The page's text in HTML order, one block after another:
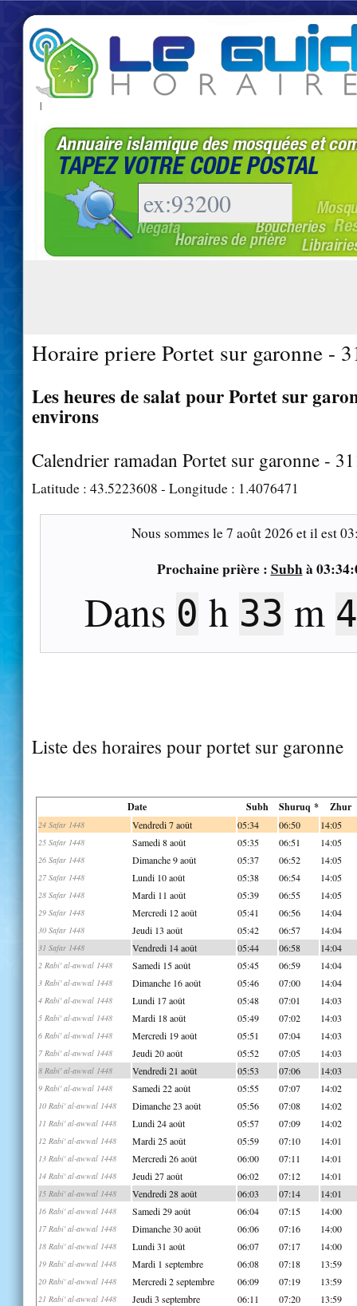
|
Horaire priere Portet sur garonne -
Les heures de salat pour Portet sur
environs
Calendrier ramadan Portet sur garonne -
Latitude : 43.5223608 - Longitude : 1.4076471
Nous sommes le7 août 2026 et il est
Prochaine prière : Subhà
Dans 0 h 33 m
Liste des horaires pour portet sur garonne
Date Subh Shuruq * Zhur
24 Safar 1448 Vendredi 7 août 05:34 06:50 14:05
25 Safar 1448 Samedi 8 août 05:35 06:51 14:05
26 Safar 1448 Dimanche 9 août 05:37 06:52 14:05
27 Safar 1448 Lundi 10 août 05:38 06:54 14:05
28 Safar 1448 Mardi 11 août 05:39 06:55 14:05
29 Safar 1448 Mercredi 12 août 05:41 06:56 14:04
30 Safar 1448 Jeudi 13 août 05:42 06:57 14:04
31 Safar 1448 Vendredi 14 août 05:44 06:58 14:04
2 Rabi' al-awwal 1448 Samedi 15 août 05:45 06:59 14:04
3 Rabi' al-awwal 1448 Dimanche 16 août 05:46 07:00 14:04
4 Rabi' al-awwal 1448 Lundi 17 août 05:48 07:01 14:03
5 Rabi' al-awwal 1448 Mardi 18 août 05:49 07:02 14:03
6 Rabi' al-awwal 1448 Mercredi 19 août 05:51 07:04 14:03
7 Rabi' al-awwal 1448 Jeudi 20 août 05:52 07:05 14:03
8 Rabi' al-awwal 1448 Vendredi 21 août 05:53 07:06 14:03
9 Rabi' al-awwal 1448 Samedi 22 août 05:55 07:07 14:02
10 Rabi' al-awwal 1448 Dimanche 23 août 05:56 07:08 14:02
11 Rabi' al-awwal 1448 Lundi 24 août 05:57 07:09 14:02
12 Rabi' al-awwal 1448 Mardi 25 août 05:59 07:10 14:01
13 Rabi' al-awwal 1448 Mercredi 26 août 06:00 07:11 14:01
14 Rabi' al-awwal 1448 Jeudi 27 août 06:02 07:12 14:01
15 Rabi' al-awwal 1448 Vendredi 28 août 06:03 07:14 14:01
16 Rabi' al-awwal 1448 Samedi 29 août 06:04 07:15 14:00
17 Rabi' al-awwal 1448 Dimanche 30 août 06:06 07:16 14:00
18 Rabi' al-awwal 1448 Lundi 31 août 06:07 07:17 14:00
19 Rabi' al-awwal 1448 Mardi 1 septembre 06:08 07:18 13:59
20 Rabi' al-awwal 1448 Mercredi 2 septembre 06:09 07:19 13:59
21 Rabi' al-awwal 1448 Jeudi 3 septembre 06:11 07:20 13:59